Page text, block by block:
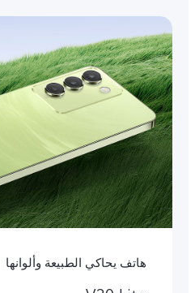
هاتف يحاكي الطبيعة وألوانها